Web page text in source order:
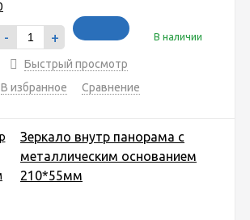
- + В наличии
Быстрый просмотр
В избранное
Сравнение
Зеркало внутр панорама с
металлическим основанием
210*55мм